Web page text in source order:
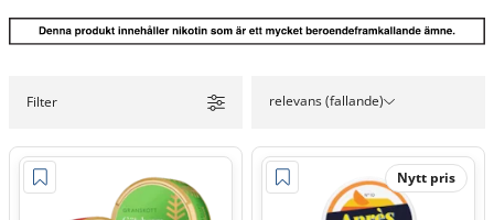
Filter relevans (fallande)
Nytt pris